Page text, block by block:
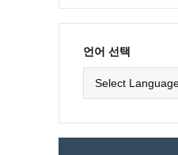
언어 선택